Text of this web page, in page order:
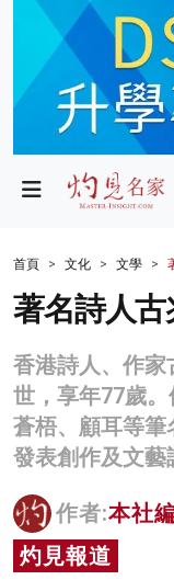
政局
財經
生活
商業
科技
名家榜
灼見活動
首頁 文化 文學
著名詩人古
香港詩人、作
世，享年77歲
蒼梧、顧耳等
發表創作及文藝
作者:本社
灼見報道